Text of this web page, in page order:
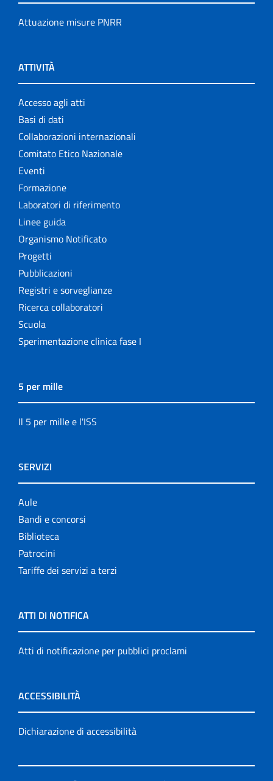
Attuazione misure PNRR
ATTIVITÀ
Accesso agli atti
Basi di dati
Collaborazioni internazionali
Comitato Etico Nazionale
Eventi
Formazione
Laboratori di riferimento
Linee guida
Organismo Notificato
Progetti
Pubblicazioni
Registri e sorveglianze
Ricerca collaboratori
Scuola
Sperimentazione clinica fase I
5 per mille
Il 5 per mille e l'ISS
SERVIZI
Aule
Bandi e concorsi
Biblioteca
Patrocini
Tariffe dei servizi a terzi
ATTI DI NOTIFICA
Atti di notificazione per pubblici proclami
ACCESSIBILITÀ
Dichiarazione di accessibilità